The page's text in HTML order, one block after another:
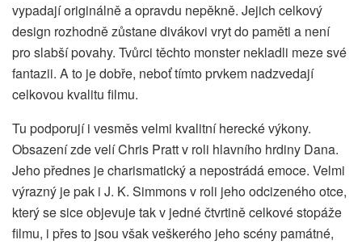
vypadají originálně a opravdu nepěkně. Jejich celkový
design rozhodně zůstane divákovi vryt do paměti a není
pro slabší povahy. Tvůrci těchto monster nekladli meze své
fantazii. A to je dobře, neboť tímto prvkem nadzvedají
celkovou kvalitu filmu.
Tu podporují i vesměs velmi kvalitní herecké výkony.
Obsazení zde velí Chris Pratt v roli hlavního hrdiny Dana.
Jeho přednes je charismatický a nepostrádá emoce. Velmi
výrazný je pak i J. K. Simmons v roli jeho odcizeného otce,
který se sice objevuje tak v jedné čtvrtině celkové stopáže
filmu, i přes to jsou však veškerého jeho scény památné,